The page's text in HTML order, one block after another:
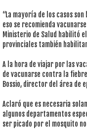
“La mayoría de los casos
eso se recomienda
Ministerio de Salud habilitó
provinciales también
A la hora de viajar por las
de vacunarse contra la
Bossio, director del área de
Aclaró que es necesaria
algunos departamentos
ser picado por el mosquito